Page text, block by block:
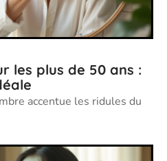
les plus de 50 ans :
accentue les ridules du